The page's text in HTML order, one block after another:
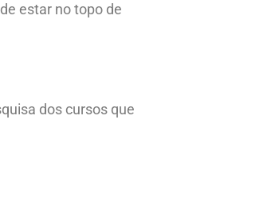
estar no topo de
dos cursos que